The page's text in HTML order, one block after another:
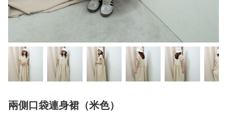
兩側口袋連身裙（米色）